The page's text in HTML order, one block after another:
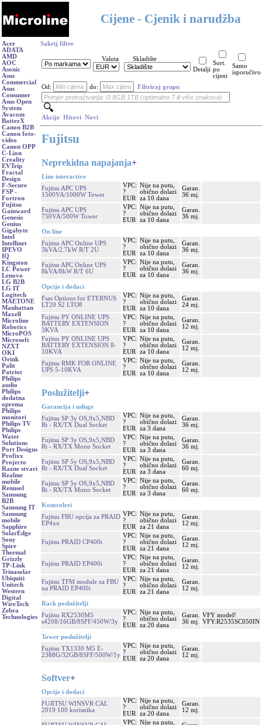
Cijene - Cjenik i narudžba
Acer
ADATA
AMD
AOC
Asonic
Asus
Commercial
Asus
Consumer
Asus Open
System
Avacom
BatterX
Canon B2B
Canon foto-
video
Canon OPP
C-Lion
Creality
EVTrip
Fractal
Design
F-Secure
FSP -
Fortron
Fujitsu
Gainward
Genesis
Genius
Gigabyte
Intel
Intellinet
IPEVO
IQ
Kingston
LC Power
Lenovo
LG B2B
LG IT
Logitech
MAETONE
Manhattan
Maxell
Microline
Robotics
MicroPOS
Microsoft
NZXT
OKI
Orink
Palit
Patriot
Philips
audio
Philips
dodatna
oprema
Philips
monitori
Philips TV
Philips
Water
Solutions
Port Designs
Profixx
Projecto
Razne stvari
Realme
mobile
Renusol
Samsung
B2B
Samsung IT
Samsung
mobile
Sapphire
SolarEdge
Sony
Spire
Thermal
Grizzly
TP-Link
Trinasolar
Ubiquiti
Unitech
Western
Digital
WireTech
Zebra
Technologies
Sakrij filtre
Valuta
Skladište
Detalji
Sort.
po
cijeni
Samo
isporučivo
Od: do: Filtriraj grupu
Akcije Hitovi Novi
Fujitsu
Neprekidna napajanja+
Line interactive
Fujitsu APC UPS
1500VA/1000W Tower
VPC:
?
EUR
Nije na putu,
obično dolazi
za 10 dana
Garan.
36 mj.
Fujitsu APC UPS
750VA/500W Tower
VPC:
?
EUR
Nije na putu,
obično dolazi
za 10 dana
Garan.
36 mj.
On line
Fujitsu APC Online UPS
3kVA/2.7kW R/T 2U
VPC:
?
EUR
Nije na putu,
obično dolazi
za 10 dana
Garan.
36 mj.
Fujitsu APC Online UPS
8kVA/8kW R/T 6U
VPC:
?
EUR
Nije na putu,
obično dolazi
za 10 dana
Garan.
36 mj.
Opcije i dodaci
Fsas Options for ETERNUS
LT20 S2 LTO8
VPC:
?
EUR
Nije na putu,
obično dolazi
za 10 dana
Garan.
24 mj.
Fujitsu PY ONLINE UPS
BATTERY EXTENSION
3KVA
VPC:
?
EUR
Nije na putu,
obično dolazi
za 10 dana
Garan.
12 mj.
Fujitsu PY ONLINE UPS
BATTERY EXTENSION 8-
10KVA
VPC:
?
EUR
Nije na putu,
obično dolazi
za 10 dana
Garan.
12 mj.
Fujitsu RMK FOR ONLINE
UPS 5-10KVA
VPC:
?
EUR
Nije na putu,
obično dolazi
za 10 dana
Garan.
12 mj.
Poslužitelji+
Garancija i usluge
Fujitsu SP 3y OS,9x5,NBD
Rt - RX/TX Dual Socket
VPC:
?
EUR
Nije na putu,
obično dolazi
za 3 dana
Garan.
36 mj.
Fujitsu SP 3y OS,9x5,NBD
Rt - RX/TX Mono Socket
VPC:
?
EUR
Nije na putu,
obično dolazi
za 3 dana
Garan.
36 mj.
Fujitsu SP 5y OS,9x5,NBD
Rt - RX/TX Dual Socket
VPC:
?
EUR
Nije na putu,
obično dolazi
za 3 dana
Garan.
60 mj.
Fujitsu SP 5y OS,9x5,NBD
Rt - RX/TX Mono Socket
VPC:
?
EUR
Nije na putu,
obično dolazi
za 3 dana
Garan.
60 mj.
Kontroleri
Fujitsu FBU opcija za PRAID
EP4xx
VPC:
?
EUR
Nije na putu,
obično dolazi
za 21 dana
Garan.
12 mj.
Fujitsu PRAID CP400i
VPC:
?
EUR
Nije na putu,
obično dolazi
za 21 dana
Garan.
12 mj.
Fujitsu PRAID EP400i
VPC:
?
EUR
Nije na putu,
obično dolazi
za 21 dana
Garan.
12 mj.
Fujitsu TFM module za FBU
na PRAID EP400i
VPC:
?
EUR
Nije na putu,
obično dolazi
za 21 dana
Garan.
12 mj.
Rack poslužitelji
Fujitsu RX2530M5
s4208/16GB/8SFF/450W/3y
VPC:
?
EUR
Nije na putu,
obično dolazi
za 20 dana
Garan.
36 mj.
VFY model!
VFY:R2535SC050IN
Tower poslužitelji
Fujitsu TX1330 M5 E-
2388G/32GB/8SFF/500W/1y
VPC:
?
EUR
Nije na putu,
obično dolazi
za 20 dana
Garan.
12 mj.
Softver+
Opcije i dodaci
FUJITSU WINSVR CAL
2019 100 korisnika
VPC:
?
EUR
Nije na putu,
obično dolazi
za 20 dana
Garan.
12 mj.
VPC: Nije na putu,